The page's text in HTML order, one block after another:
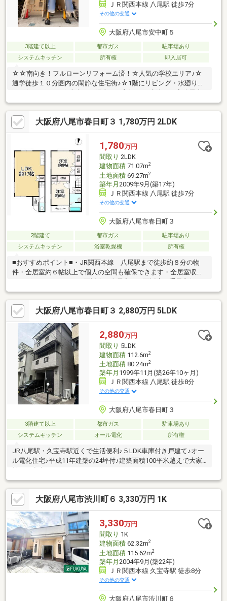
ＪＲ関西本線 八尾駅 徒歩7分
その他の交通
大阪府八尾市安中町５
3階建て以上 都市ガス
駐車場あり
システムキッチン
所有権 即入居可
☆☆南向き！フルローンリフォーム済！☆人気の学校エリア♪☆
通学徒歩１０分圏内の閑静な住宅街♪☆1階にリビング・水廻り揃
い鳥学園：徒歩２分◆安中小学校：徒歩４分◆成法中学校：徒歩
１２分◆サンディ陽光園：徒歩６分◆ウェルシア八尾安中店：徒
歩６分◆ファミリーマート八尾安中町6丁目店：徒歩２分◆医療
法人貴医会貴島中央病院：徒歩１４分◆安中町５丁目公園：徒歩
３分■自己資金０円からでも購入OK！■住宅ローン・ファイナンシ
ャルプランナー相談会実施中！
大阪府八尾市春日町３ 1,780万円 2LDK
1,780万円
間取り 2LDK
建物面積71.07m2
土地面積69.27m2
築年月 2009年9月(築17年)
ＪＲ関西本線 八尾駅 徒歩7分
その他の交通
大阪府八尾市春日町３
2階建て 都市ガス
駐車場あり
システムキッチン
浴室乾燥機 所有権
■おすすめポイント■・JR関西本線 八尾駅まで徒歩約８分の物
件・全居室約６帖以上で個人の空間も確保できます・全居室収納
す♪・お風呂には浴室乾燥機、窓があり、場面によって使い分けが
できます■近隣施設■【学校】・八尾市立龍華小学校 徒歩約８分
（約620ｍ）・八尾市立龍華中学校 徒歩約１５分（約1140ｍ）
【商業施設】・スーパーサンコー植松店 徒歩約５分（約350
ｍ）・ファミリーマート東太子一丁目店 徒歩約５分（約370
ｍ）・キリン堂八尾跡部北店 徒歩約８分（約620ｍ）
大阪府八尾市春日町３ 2,880万円 5LDK
2,880万円
間取り 5LDK
建物面積112.6m2
土地面積80.24m2
築年月 1999年11月(築26年10ヶ月)
ＪＲ関西本線 八尾駅 徒歩8分
その他の交通
大阪府八尾市春日町３
3階建て以上 都市ガス
駐車場あり
システムキッチン
オール電化 所有権
JR八尾駅・久宝寺駅近くで生活便利♪５LDK車庫付き戸建て♪オー
ル電化住宅♪平成11年建築の24坪付♪建築面積100平米越えで大家
大阪府八尾市渋川町６ 3,330万円 1K
3,330万円
間取り 1K
建物面積62.32m2
土地面積115.62m2
築年月 2004年9月(築22年)
ＪＲ関西本線 久宝寺駅 徒歩8分
その他の交通
大阪府八尾市渋川町６